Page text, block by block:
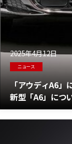
2025年4月12日
ニュース
「アウディA6
新型「A6」につ